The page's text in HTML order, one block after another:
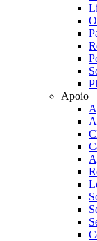
Apoio